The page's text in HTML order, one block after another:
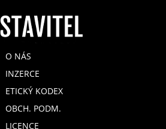
O NÁS
INZERCE
ETICKÝ KODEX
OBCH. PODM.
LICENCE